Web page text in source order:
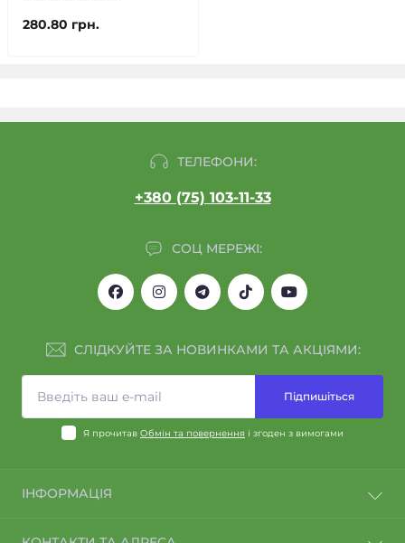
280.80 грн.
ТЕЛЕФОНИ:
+380 (75) 103-11-33
СОЦ МЕРЕЖІ:
СЛІДКУЙТЕ ЗА НОВИНКАМИ ТА АКЦІЯМИ:
Підпишіться
Я прочитав Обмін та повернення і згоден з вимогами
ІНФОРМАЦІЯ